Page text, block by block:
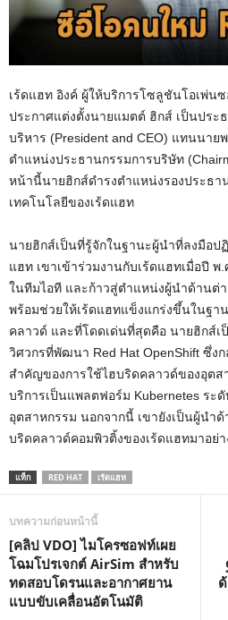
เร้ดแฮท อิงค์ ผู้ให้บริการโซลูชันโอเพ่น
ประกาศแต่งตั้งนายแมตต์ ฮิกส์ เป็นประ
บริหาร (President and CEO) แทนนาย
ตำแหน่งประธานกรรมการบริษัท
หน้านี้นายฮิกส์ดำรงตำแหน่งรองประธ
เทคโนโลยีของเร้ดแฮท
นายฮิกส์เป็นที่รู้จักในฐานะผู้นำที่ลงมือป
แฮท เขาเข้าร่วมงานกับเร้ดแฮทเมื่อปี
ในทีมไอที และก้าวสู่ตำแหน่งผู้นำด้านต่า
พร้อมช่วยให้เร้ดแฮทแข็งแกร่งขึ้นในฐา
คลาวด์ และที่โดดเด่นที่สุดคือ นายฮิกส์เ
วิศวกรที่พัฒนา Red Hat OpenShift ซึ่ง
สำคัญของการใช้ไฮบริดคลาวด์ของอุตส
บริการเป็นแพลตฟอร์ม Kubernetes ระ
อุตสาหกรรม นอกจากนี้ เขายังเป็นผู้น
บริดคลาวด์คอมพิวติ้งของเร้ดแฮทมาอย่า
แท็ก RED HAT เร้ดแฮท
บทความก่อนหน้านี้
[คลิป VDO] ไมโครซอฟท์เผย
โฉมโปรเจกต์ AirSim สำหรับ
ทดสอบโดรนและอากาศยาน
แบบขับเคลื่อนอัตโนมัติ